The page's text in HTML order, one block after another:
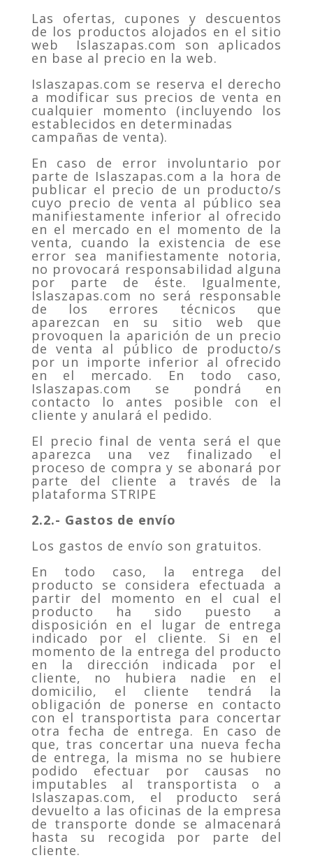
Las ofertas, cupones y descuentos
de los productos alojados en el sitio
web Islaszapas.com son aplicados
en base al precio en la web.
Islaszapas.com se reserva el derecho
a modificar sus precios de venta en
cualquier momento (incluyendo los
establecidos en determinadas
campañas de venta).
En caso de error involuntario por
parte de Islaszapas.com a la hora de
publicar el precio de un producto/s
cuyo precio de venta al público sea
manifiestamente inferior al ofrecido
en el mercado en el momento de la
venta, cuando la existencia de ese
error sea manifiestamente notoria,
no provocará responsabilidad alguna
por parte de éste. Igualmente,
Islaszapas.com no será responsable
de los errores técnicos que
aparezcan en su sitio web que
provoquen la aparición de un precio
de venta al público de producto/s
por un importe inferior al ofrecido
en el mercado. En todo caso,
Islaszapas.com se pondrá en
contacto lo antes posible con el
cliente y anulará el pedido.
El precio final de venta será el que
aparezca una vez finalizado el
proceso de compra y se abonará por
parte del cliente a través de la
plataforma STRIPE
2.2.- Gastos de envío
Los gastos de envío son gratuitos.
En todo caso, la entrega del
producto se considera efectuada a
partir del momento en el cual el
producto ha sido puesto a
disposición en el lugar de entrega
indicado por el cliente. Si en el
momento de la entrega del producto
en la dirección indicada por el
cliente, no hubiera nadie en el
domicilio, el cliente tendrá la
obligación de ponerse en contacto
con el transportista para concertar
otra fecha de entrega. En caso de
que, tras concertar una nueva fecha
de entrega, la misma no se hubiere
podido efectuar por causas no
imputables al transportista o a
Islaszapas.com, el producto será
devuelto a las oficinas de la empresa
de transporte donde se almacenará
hasta su recogida por parte del
cliente.